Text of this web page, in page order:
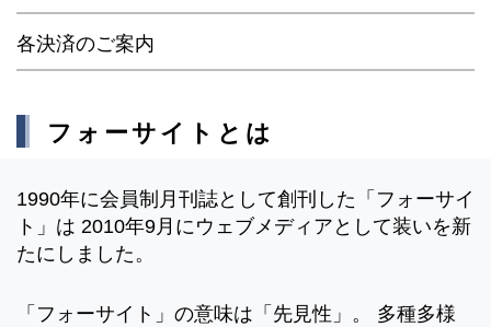
各決済のご案内
フォーサイトとは
1990年に会員制月刊誌として創刊した「フォーサイ
ト」は 2010年9月にウェブメディアとして装いを新
たにしました。
「フォーサイト」の意味は「先見性」。 多種多様